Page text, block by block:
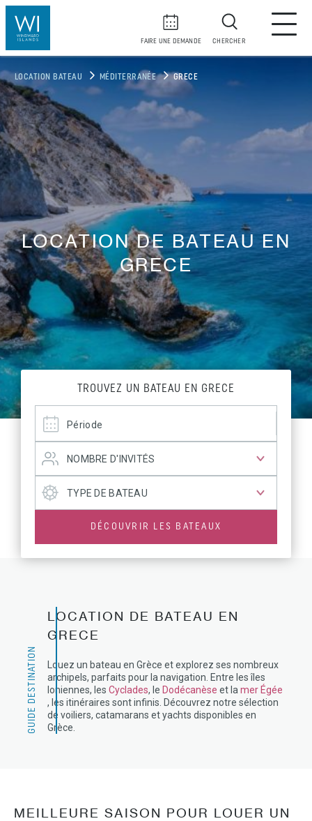
FAIRE UNE DEMANDE CHERCHER
LOCATION BATEAU MÉDITERRANÉE GRECE
LOCATION DE BATEAU EN
GRECE
TROUVEZ UN BATEAU EN GRECE
DÉCOUVRIR LES BATEAUX
GUIDE DESTINATION
LOCATION DE BATEAU EN
GRECE
Louez un bateau en Grèce et explorez ses nombreux
archipels, parfaits pour la navigation. Entre les îles
Ioniennes, les Cyclades, le Dodécanèse et la mer Égée
, les itinéraires sont infinis. Découvrez notre sélection
de voiliers, catamarans et yachts disponibles en
Grèce.
MEILLEURE SAISON POUR LOUER UN